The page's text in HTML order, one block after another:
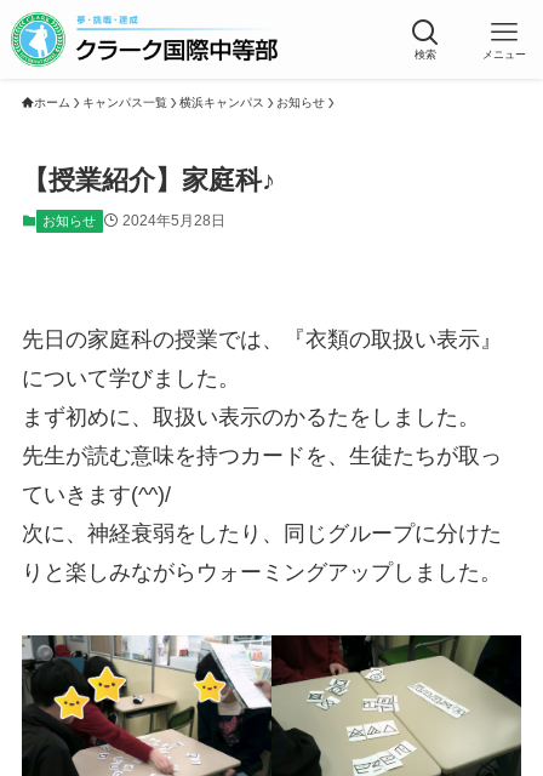
検索 メニュー
ホーム キャンパス一覧 横浜キャンパス お知らせ
【授業紹介】家庭科♪
お知らせ 2024年5月28日
先日の家庭科の授業では、『衣類の取扱い表示』
について学びました。
まず初めに、取扱い表示のかるたをしました。
先生が読む意味を持つカードを、生徒たちが取っ
ていきます(^^)/
次に、神経衰弱をしたり、同じグループに分けた
りと楽しみながらウォーミングアップしました。